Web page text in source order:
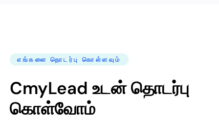
எங்களை தொடர்பு கொள்ளவும்
CmyLead உடன் தொடர்பு
கொள்வோம்